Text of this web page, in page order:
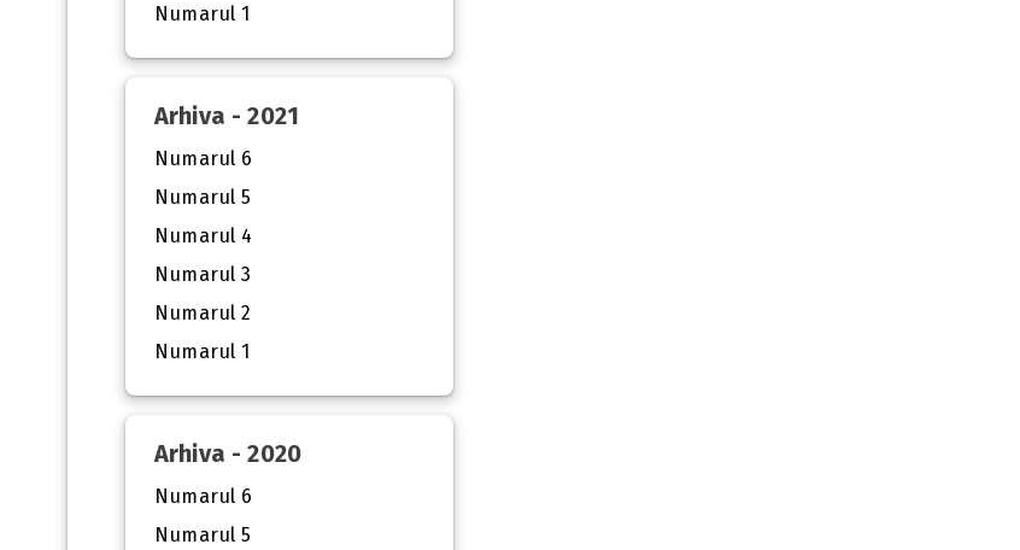
Numarul 1
Arhiva - 2021
Numarul 6
Numarul 5
Numarul 4
Numarul 3
Numarul 2
Numarul 1
Arhiva - 2020
Numarul 6
Numarul 5